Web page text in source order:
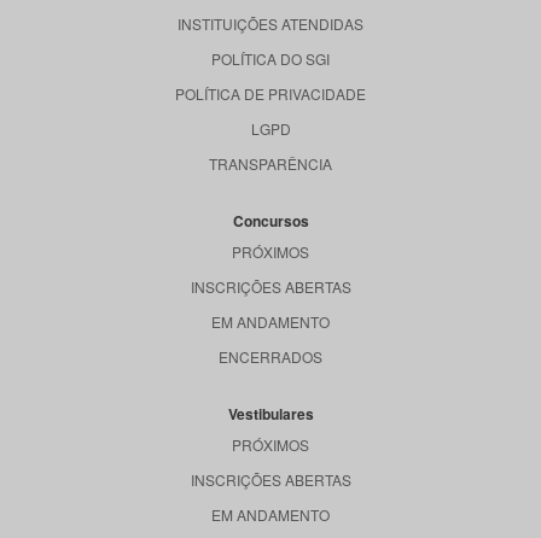
INSTITUIÇÕES ATENDIDAS
POLÍTICA DO SGI
POLÍTICA DE PRIVACIDADE
LGPD
TRANSPARÊNCIA
Concursos
PRÓXIMOS
INSCRIÇÕES ABERTAS
EM ANDAMENTO
ENCERRADOS
Vestibulares
PRÓXIMOS
INSCRIÇÕES ABERTAS
EM ANDAMENTO